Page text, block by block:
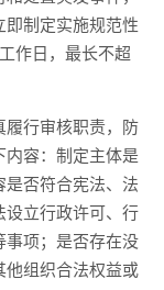
制定实施规范性
作日，最长不超
履行审核职责，防
内容：制定主体是
否符合宪法、法
立行政许可、行
项；是否存在没
组织合法权益或